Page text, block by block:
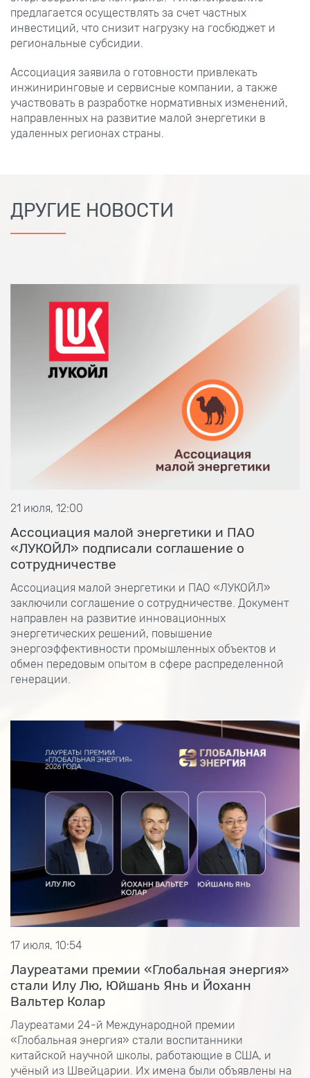
предлагается осуществлять за счет частных
инвестиций, что снизит нагрузку на госбюджет и
региональные субсидии.
Ассоциация заявила о готовности привлекать
инжиниринговые и сервисные компании, а также
участвовать в разработке нормативных изменений,
направленных на развитие малой энергетики в
удаленных регионах страны.
ДРУГИЕ НОВОСТИ
21 июля, 12:00
Ассоциация малой энергетики и ПАО
«ЛУКОЙЛ» подписали соглашение о
сотрудничестве
Ассоциация малой энергетики и ПАО «ЛУКОЙЛ»
заключили соглашение о сотрудничестве. Документ
направлен на развитие инновационных
энергетических решений, повышение
энергоэффективности промышленных объектов и
обмен передовым опытом в сфере распределенной
генерации.
17 июля, 10:54
Лауреатами премии «Глобальная энергия»
стали Илу Лю, Юйшань Янь и Йоханн
Вальтер Колар
Лауреатами 24-й Международной премии
«Глобальная энергия» стали воспитанники
китайской научной школы, работающие в США, и
учёный из Швейцарии. Их имена были объявлены на